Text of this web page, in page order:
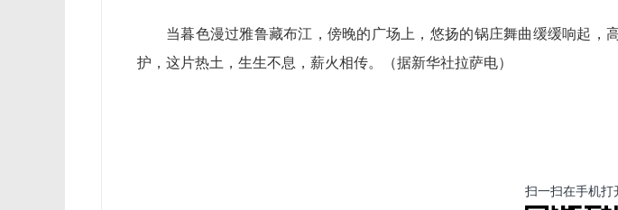
当暮色漫过雅鲁藏布江，傍晚的广场上，悠扬的锅庄舞曲缓缓响起
护，这片热土，生生不息，薪火相传。（据新华社拉萨电）
扫一扫在手机打